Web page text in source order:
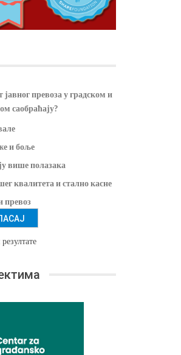
превоза у градском и
саобраћају?
и боље
више полазака
квалитета и стално касне
превоз